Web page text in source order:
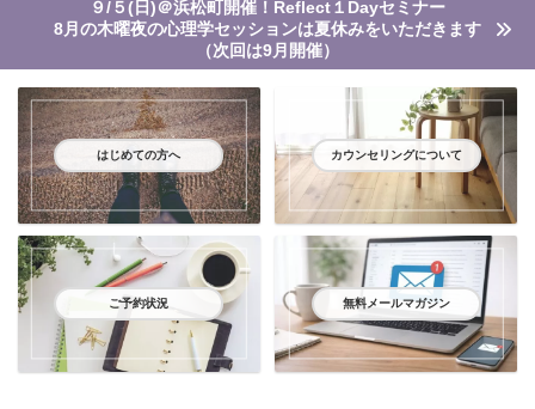
９/５(日)＠浜松町開催！Reflect１Dayセミナー
8月の木曜夜の心理学セッションは夏休みをいただきます
（次回は9月開催）
はじめての方へ カウンセリングについて
ご予約状況 無料メールマガジン